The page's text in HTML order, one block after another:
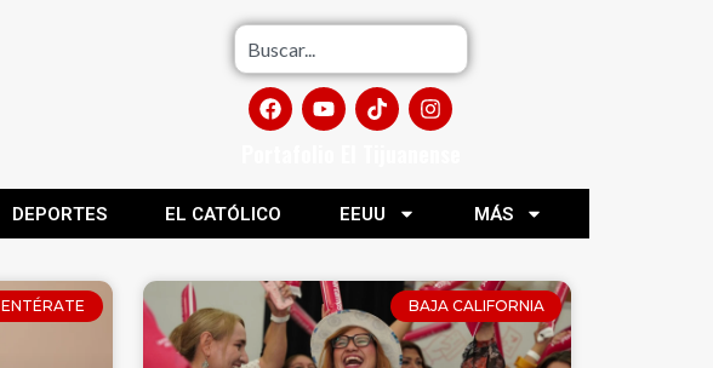
DEPORTES EL CATÓLICO EEUU MÁS
ENTÉRATE BAJA CALIFORNIA